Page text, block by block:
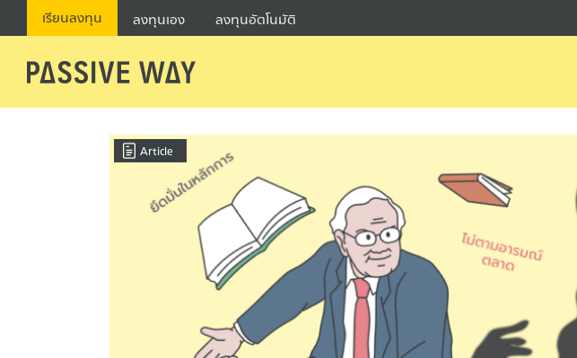
to
เรียนลงทุน ลงทุนเอง ลงทุนอัตโนมัติ
for:
Article